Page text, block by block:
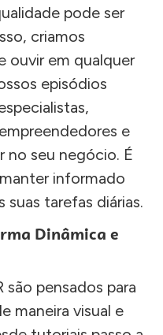
pode ser
criamos
ouvir em qualquer
episódios
e
no seu negócio. É
informado
tarefas diárias.
Dinâmica e
são pensados para
maneira visual e